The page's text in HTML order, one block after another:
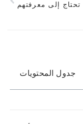
جدول المحتويات